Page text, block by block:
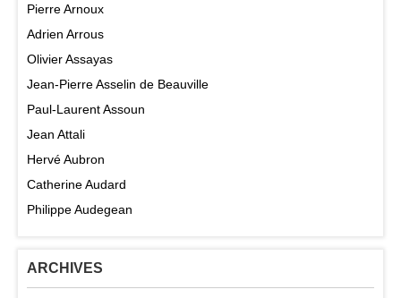
Pierre Arnoux
Adrien Arrous
Olivier Assayas
Jean-Pierre Asselin de Beauville
Paul-Laurent Assoun
Jean Attali
Hervé Aubron
Catherine Audard
Philippe Audegean
ARCHIVES